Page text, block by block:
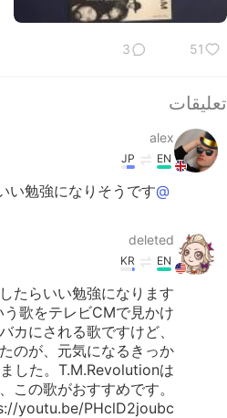
51
3
تعليقات
alex
EN
JP
@sk
い勉強になりそうです
deleted
EN
KR
たらいい勉強になります
歌をテレビCMで見かけ
カにされる歌ですけど、
のが、元気になるきっか
した。T.M.Revolutionは
この歌がおすすめです。
youtu.be/PHclD2joubc